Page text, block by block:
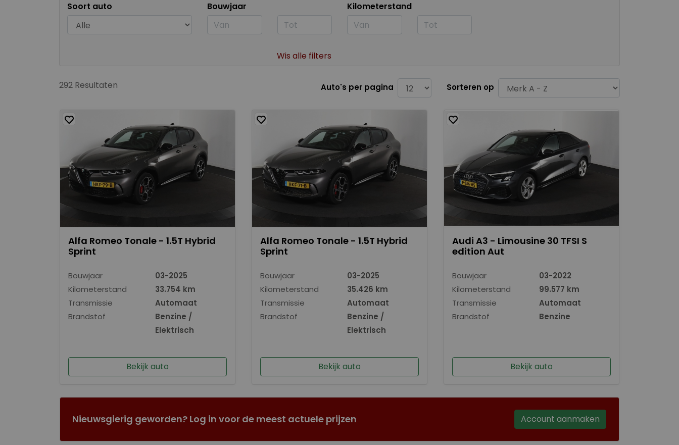
Soort auto Bouwjaar Kilometerstand
Wis alle filters
292 Resultaten Auto's per pagina Sorteren op
Alfa Romeo Tonale - 1.5T Hybrid
Sprint
Bouwjaar
03-2025
Kilometerstand
33.754 km
Transmissie
Automaat
Brandstof
Benzine /
Elektrisch
Bekijk auto
Alfa Romeo Tonale - 1.5T Hybrid
Sprint
Bouwjaar
03-2025
Kilometerstand
35.426 km
Transmissie
Automaat
Brandstof
Benzine /
Elektrisch
Bekijk auto
Audi A3 - Limousine 30 TFSI S
edition Aut
Bouwjaar
03-2022
Kilometerstand
99.577 km
Transmissie
Automaat
Brandstof
Benzine
Bekijk auto
Nieuwsgierig geworden? Log in voor de meest actuele prijzen Account aanmaken